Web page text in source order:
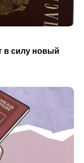
в силу новый